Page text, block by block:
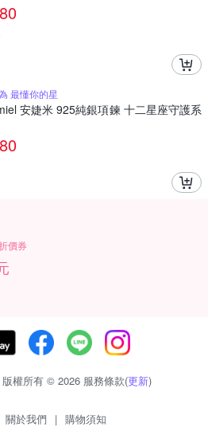
最懂你的星
安婕米 925純銀項鍊 十二星座守護系
價券
權所有 © 2026 服務條款(更新)
關於我們 | 購物須知